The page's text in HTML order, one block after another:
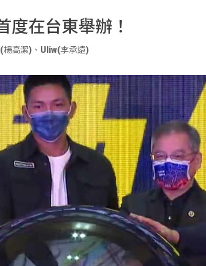
度在台東舉辦！
楊高潔) 、 Uliw(李承遠)